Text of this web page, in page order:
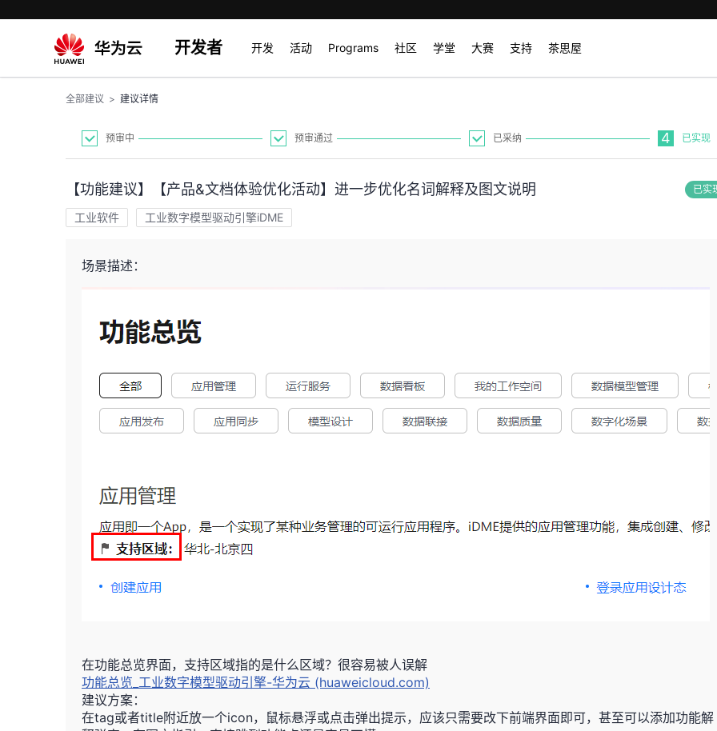
开发者 开发 活动 Programs 社区 学堂 大赛 支持 茶思屋
全部建议 > 建议详情
预审中 预审通过 已采纳 4 已实现
【功能建议】【产品&文档体验优化活动】进一步优化名词解释及图文说明 已实
工业软件 工业数字模型驱动引擎iDME
场景描述：
在功能总览界面，支持区域指的是什么区域？很容易被人误解
功能总览_工业数字模型驱动引擎-华为云 (huaweicloud.com)
建议方案：
在tag或者title附近放一个icon，鼠标悬浮或点击弹出提示，应该只需要改下前端界面即可，甚至可以添加功能解